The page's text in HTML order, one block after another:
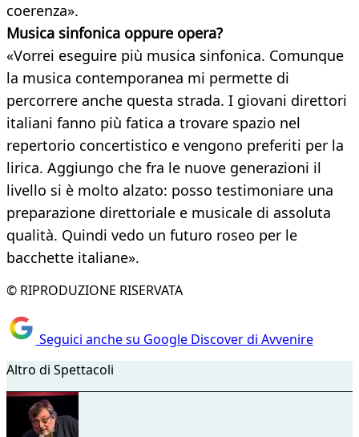
coerenza».
Musica sinfonica oppure opera?
«Vorrei eseguire più musica sinfonica. Comunque
la musica contemporanea mi permette di
percorrere anche questa strada. I giovani direttori
italiani fanno più fatica a trovare spazio nel
repertorio concertistico e vengono preferiti per la
lirica. Aggiungo che fra le nuove generazioni il
livello si è molto alzato: posso testimoniare una
preparazione direttoriale e musicale di assoluta
qualità. Quindi vedo un futuro roseo per le
bacchette italiane».
© RIPRODUZIONE RISERVATA
Seguici anche su Google Discover di Avvenire
Altro di Spettacoli